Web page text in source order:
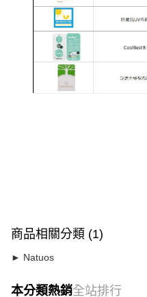
商品相關分類 (1)
► Natuos
本分類熱銷全站排行